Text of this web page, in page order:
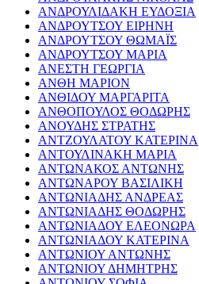
ΑΝΔΡΟΥΛΙΔΑΚΗ ΕΥΔΟΞΙΑ
ΑΝΔΡΟΥΤΣΟΥ ΕΙΡΗΝΗ
ΑΝΔΡΟΥΤΣΟΥ ΘΩΜΑΪΣ
ΑΝΔΡΟΥΤΣΟΥ ΜΑΡΙΑ
ΑΝΕΣΤΗ ΓΕΩΡΓΙΑ
ΑΝΘΗ ΜΑΡΙΟΝ
ΑΝΘΙΔΟΥ ΜΑΡΓΑΡΙΤΑ
ΑΝΘΟΠΟΥΛΟΣ ΘΟΔΩΡΗΣ
ΑΝΟΥΔΗΣ ΣΤΡΑΤΗΣ
ΑΝΤΖΟΥΛΑΤΟΥ ΚΑΤΕΡΙΝΑ
ΑΝΤΟΥΛΙΝΑΚΗ ΜΑΡΙΑ
ΑΝΤΩΝΑΚΟΣ ΑΝΤΩΝΗΣ
ΑΝΤΩΝΑΡΟΥ ΒΑΣΙΛΙΚΗ
ΑΝΤΩΝΙΑΔΗΣ ΑΝΔΡΕΑΣ
ΑΝΤΩΝΙΑΔΗΣ ΘΟΔΩΡΗΣ
ΑΝΤΩΝΙΑΔΟΥ ΕΛΕΟΝΩΡΑ
ΑΝΤΩΝΙΑΔΟΥ ΚΑΤΕΡΙΝΑ
ΑΝΤΩΝΙΟΥ ΑΝΤΩΝΗΣ
ΑΝΤΩΝΙΟΥ ΔΗΜΗΤΡΗΣ